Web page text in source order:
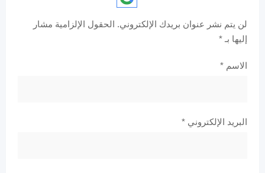
لن يتم نشر عنوان بريدك الإلكتروني. الحقول الإلزامية مشار
إليها بـ *
الاسم *
البريد الإلكتروني *